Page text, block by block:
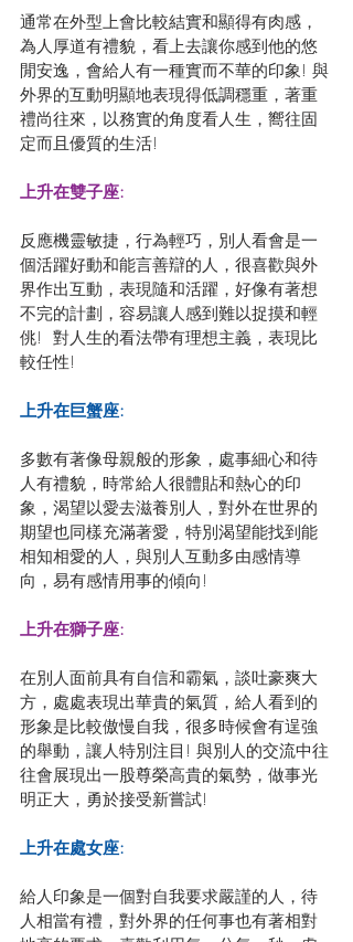
通常在外型上會比較結實和顯得有肉感，
為人厚道有禮貌，看上去讓你感到他的悠
閒安逸，會給人有一種實而不華的印象! 與
外界的互動明顯地表現得低調穩重，著重
禮尚往來，以務實的角度看人生，嚮往固
定而且優質的生活!
上升在雙子座:
反應機靈敏捷，行為輕巧，別人看會是一
個活躍好動和能言善辯的人，很喜歡與外
界作出互動，表現隨和活躍，好像有著想
不完的計劃，容易讓人感到難以捉摸和輕
佻!  對人生的看法帶有理想主義，表現比
較任性!
上升在巨蟹座:
多數有著像母親般的形象，處事細心和待
人有禮貌，時常給人很體貼和熱心的印
象，渴望以愛去滋養別人，對外在世界的
期望也同樣充滿著愛，特別渴望能找到能
相知相愛的人，與別人互動多由感情導
向，易有感情用事的傾向!
上升在獅子座:
在別人面前具有自信和霸氣，談吐豪爽大
方，處處表現出華貴的氣質，給人看到的
形象是比較傲慢自我，很多時候會有逞強
的舉動，讓人特別注目! 與別人的交流中往
往會展現出一股尊榮高貴的氣勢，做事光
明正大，勇於接受新嘗試!
上升在處女座:
給人印象是一個對自我要求嚴謹的人，待
人相當有禮，對外界的任何事也有著相對